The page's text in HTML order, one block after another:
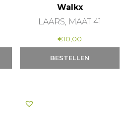
Walkx
LAARS, MAAT 41
€10,00
BESTELLEN